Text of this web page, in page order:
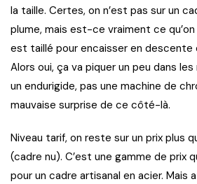
la taille. Certes, on n’est pas sur un
plume, mais est-ce vraiment ce
est taillé pour encaisser en descente
Alors oui, ça va piquer un peu dans les
un endurigide, pas une machine de
mauvaise surprise de ce côté-là.
Niveau tarif, on reste sur un prix plus
(cadre nu). C’est une gamme de prix
pour un cadre artisanal en acier. Mais